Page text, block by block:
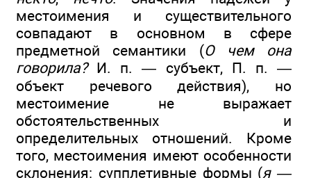
местоимения и существительного
совпадают в основном в сфере
предметной семантики (О чем она
говорила?И. п. — субъект, П. п. —
объект речевого действия), но
местоимение не выражает
обстоятельственных и
определительных отношений. Кроме
того, местоимения имеют особенности
склонения: супплетивные формы (я —